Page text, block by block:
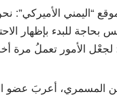
“اليمني الأميركي”:
بحاجة للبدء بإظهار
لجعْل الأمور تعملُ مرة
المسمري، أعربَ عضو